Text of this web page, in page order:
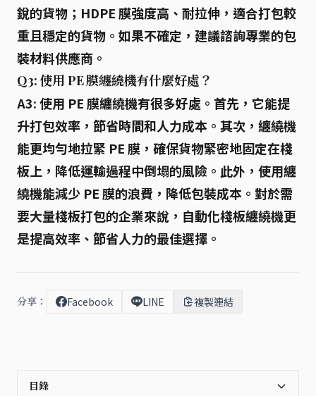
銳的貨物；HDPE 膜強度高、耐拉伸，適合打包較
重且穩定的貨物。如果不確定，建議諮詢專業的包
裝材料供應商。
Q3: 使用 PE 膜纏繞機有什麼好處？
A3: 使用 PE 膜纏繞機有很多好處。首先，它能提
升打包效率 ，節省時間和人力成本。其次，纏繞機
能更均勻地拉緊 PE 膜 ，確保貨物緊密地固定在棧
板上，降低運輸過程中倒塌的風險。此外，使用纏
繞機能減少 PE 膜的浪費 ，降低包裝成本。對於需
要大量棧板打包的企業來說，自動化棧板纏繞機更
是提高效率、節省人力的最佳選擇。
分享： Facebook LINE 複製連結
目錄